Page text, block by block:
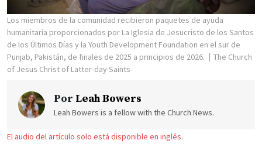
Los miembros de la comunidad recibieron paquetes de ayuda
humanitaria proporcionados por La Iglesia de Jesucristo de los Santos
de los Últimos Días y la Youth Development Foundation en el sur de
Punjab, Pakistán, de finales de 2025 a principios de 2026.
The Church
of Jesus Christ of Latter-day Saints
Por Leah Bowers
Leah Bowers is a fellow with the Church News.
El audio del artículo solo está disponible en inglés.